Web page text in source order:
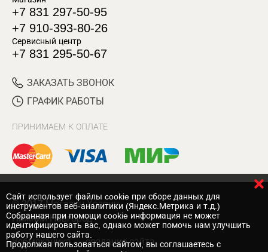
+7 831 297-50-95
+7 910-393-80-26
Сервисный центр
+7 831 295-50-67
ЗАКАЗАТЬ ЗВОНОК
ГРАФИК РАБОТЫ
ПРИНИМАЕМ К ОПЛАТЕ
© 2017 Магазин Хозяин
Нижний Новгород
Вебмеханика — создание сайта
Cайт использует файлы cookie при сборе данных для
инструментов веб-аналитики (Яндекс.Метрика и т.д.)
Собранная при помощи cookie информация не может
идентифицировать вас, однако может помочь нам улучшить
работу нашего сайта.
Продолжая пользоваться сайтом, вы соглашаетесь с